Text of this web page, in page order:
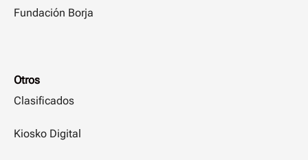
Fundación Borja
Otros
Clasificados
Kiosko Digital